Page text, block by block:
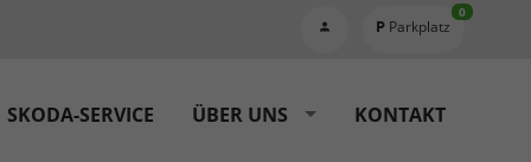
Parkplatz
0
SKODA-SERVICE ÜBER UNS KONTAKT